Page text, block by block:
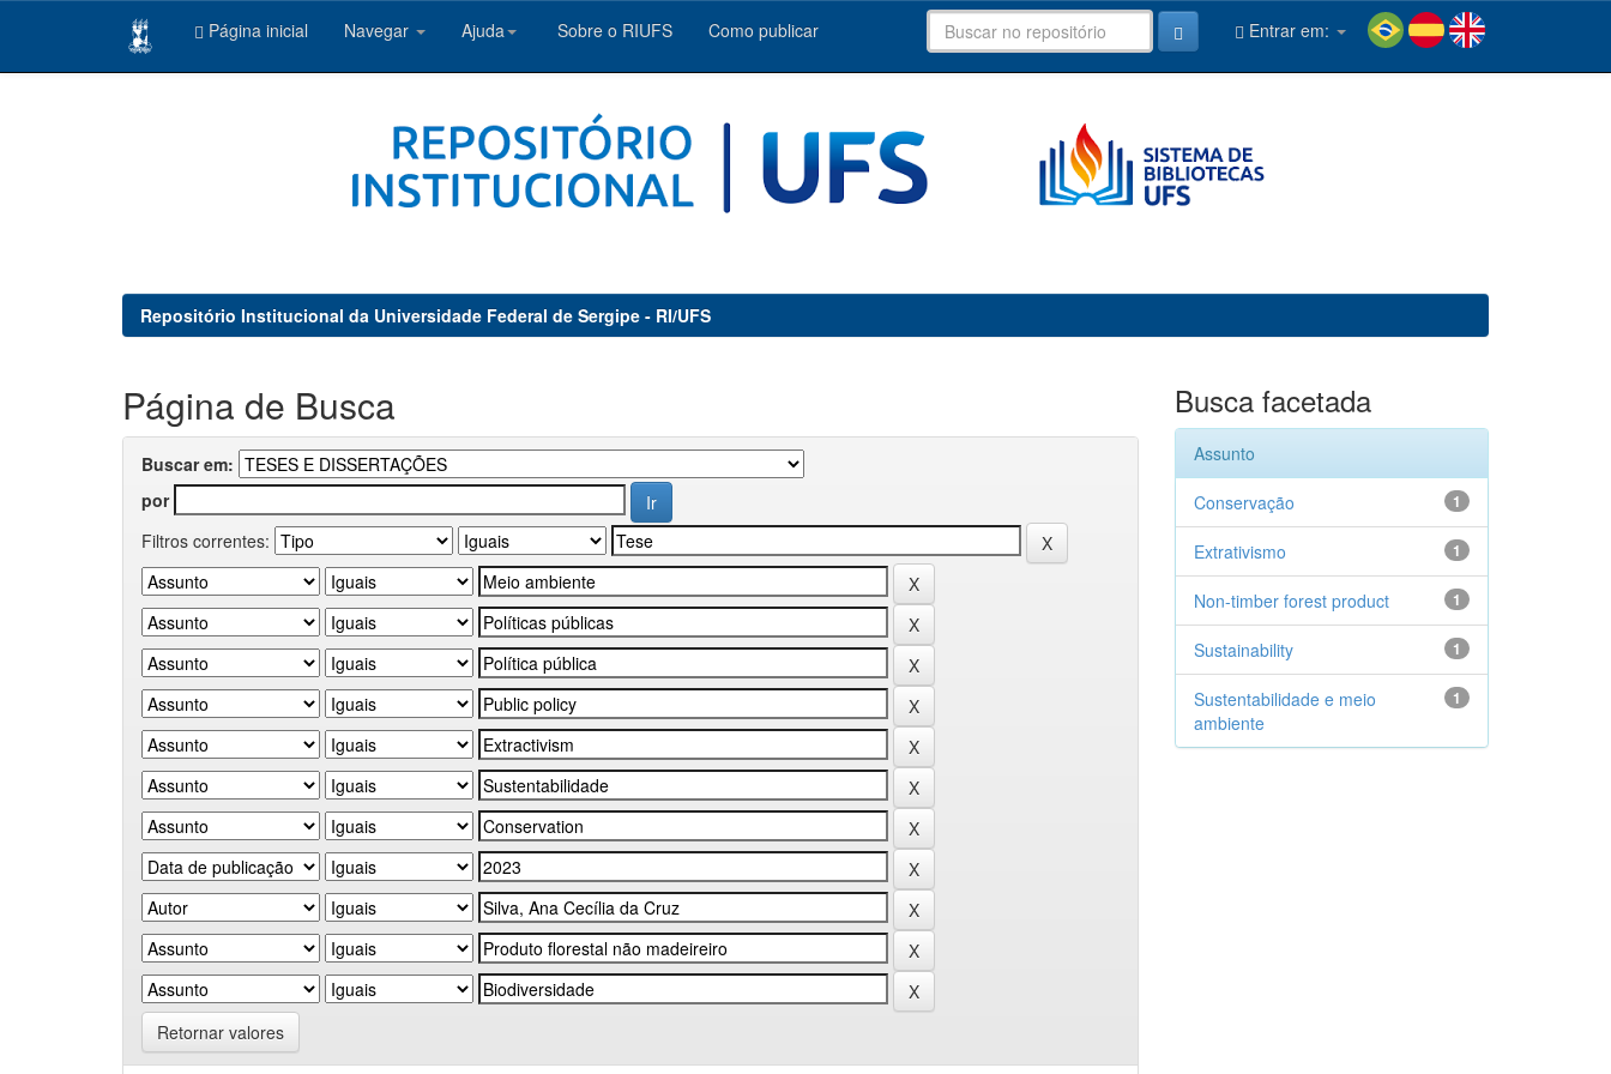
Página inicial Navegar Ajuda Sobre o RIUFS Como publicar Entrar em:
Repositório Institucional da Universidade Federal de Sergipe - RI/UFS
Página de Busca
Buscar em:
por
Filtros correntes:
Retornar valores
Busca facetada
Assunto
1
Conservação
1
Extrativismo
1
Non-timber forest product
1
Sustainability
1
Sustentabilidade e meio
ambiente